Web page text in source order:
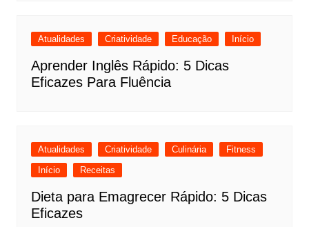
Atualidades Criatividade Educação Início
Aprender Inglês Rápido: 5 Dicas
Eficazes Para Fluência
Atualidades Criatividade Culinária
Fitness
Início
Receitas
Dieta para Emagrecer Rápido: 5 Dicas
Eficazes